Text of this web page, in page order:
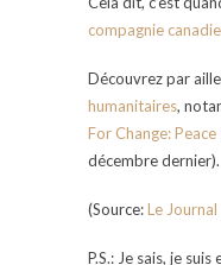
compagnie
Découvrez par
humanitaires,
For Change:
décembre dernier).
(Source:Le Journal
P.S.: Je sais, je